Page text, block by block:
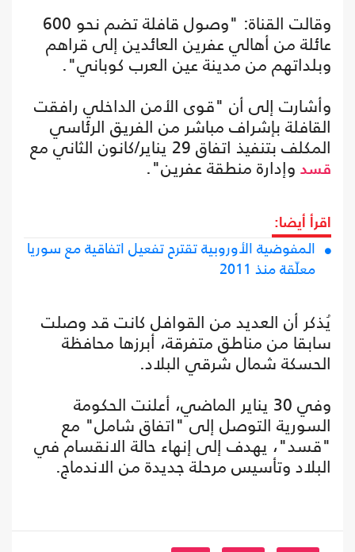
وقالت القناة: "وصول قافلة تضم نحو 600
عائلة من أهالي عفرين العائدين إلى قراهم
وبلداتهم من مدينة عين العرب كوباني".
وأشارت إلى أن "قوى الأمن الداخلي رافقت
القافلة بإشراف مباشر من الفريق الرئاسي
المكلف بتنفيذ اتفاق 29 يناير/كانون الثاني مع
قسد وإدارة منطقة عفرين".
اقرأ أيضا:
المفوضية الأوروبية تقترح تفعيل اتفاقية مع سوريا
معلّقة منذ 2011
يُذكر أن العديد من القوافل كانت قد وصلت
سابقا من مناطق متفرقة، أبرزها محافظة
الحسكة شمال شرقي البلاد.
وفي 30 يناير الماضي، أعلنت الحكومة
السورية التوصل إلى "اتفاق شامل" مع
"قسد"، يهدف إلى إنهاء حالة الانقسام في
البلاد وتأسيس مرحلة جديدة من الاندماج.